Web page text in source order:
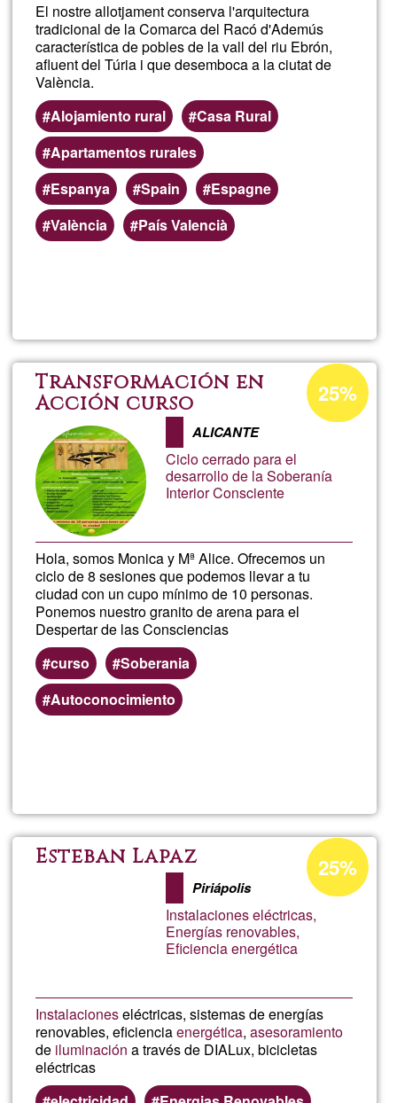
El nostre allotjament conserva l'arquitectura
tradicional de la Comarca del Racó d'Ademús
característica de pobles de la vall del riu Ebrón,
afluent del Túria i que desemboca a la ciutat de
València.
Alojamiento rural
Casa Rural
Apartamentos rurales
Espanya
Spain
Espagne
València
País Valencià
La
Transformación en
Acción curso
ALICANTE
Ciclo cerrado para el
desarrollo de la Soberanía
Interior Consciente
Hola, somos Monica y Mª Alice. Ofrecemos un
ciclo de 8 sesiones que podemos llevar a tu
ciudad con un cupo mínimo de 10 personas.
Ponemos nuestro granito de arena para el
Despertar de las Consciencias
curso
Soberania
Autoconocimiento
Percentatge
d'acceptació
de
25%
en
Esteban Lapaz
Piriápolis
Instalaciones eléctricas,
Energías renovables,
Eficiencia energética
Instalacioneseléctricas, sistemas de energías
renovables, eficienciaenergética,asesoramiento
de iluminación a través de DIALux, bicicletas
eléctricas
Percentatge
d'acceptació
de
G1
25%